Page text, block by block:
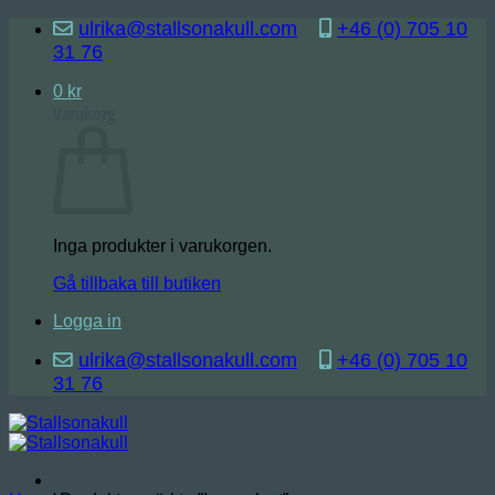
Skip
content
ulrika@stallsonakull.com
+46 (0) 705 10
31 76
0 kr
Inga produkter i varukorgen.
Gå tillbaka till butiken
Logga in
ulrika@stallsonakull.com
+46 (0) 705 10
31 76